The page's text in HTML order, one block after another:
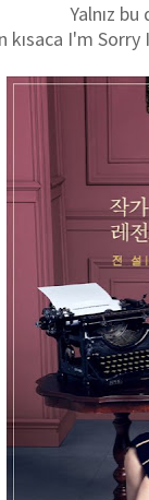
Yalnız
kısaca I'm